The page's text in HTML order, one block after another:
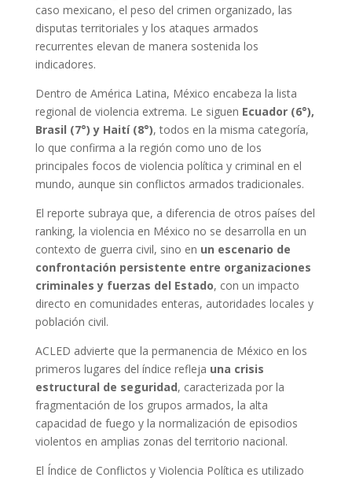
caso mexicano, el peso del crimen organizado, las
disputas territoriales y los ataques armados
recurrentes elevan de manera sostenida los
indicadores.
Dentro de América Latina, México encabeza la lista
regional de violencia extrema. Le siguen Ecuador (6°),
Brasil (7°) y Haití (8°), todos en la misma categoría,
lo que confirma a la región como uno de los
principales focos de violencia política y criminal en el
mundo, aunque sin conflictos armados tradicionales.
El reporte subraya que, a diferencia de otros países del
ranking, la violencia en México no se desarrolla en un
contexto de guerra civil, sino en un escenario de
confrontación persistente entre organizaciones
criminales y fuerzas del Estado, con un impacto
directo en comunidades enteras, autoridades locales y
población civil.
ACLED advierte que la permanencia de México en los
primeros lugares del índice refleja una crisis
estructural de seguridad, caracterizada por la
fragmentación de los grupos armados, la alta
capacidad de fuego y la normalización de episodios
violentos en amplias zonas del territorio nacional.
El Índice de Conflictos y Violencia Política es utilizado